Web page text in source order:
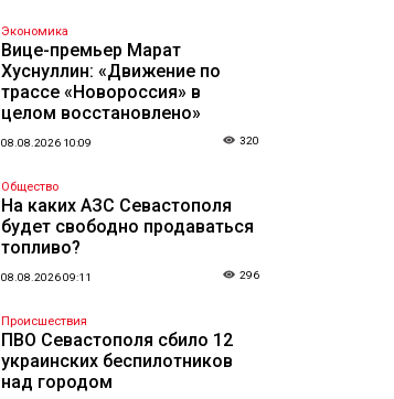
Экономика
Вице-премьер Марат
Хуснуллин: «Движение по
трассе «Новороссия» в
целом восстановлено»
08.08.2026 10:09 320
Общество
На каких АЗС Севастополя
будет свободно продаваться
топливо?
08.08.2026 09:11 296
Происшествия
ПВО Севастополя сбило 12
украинских беспилотников
над городом